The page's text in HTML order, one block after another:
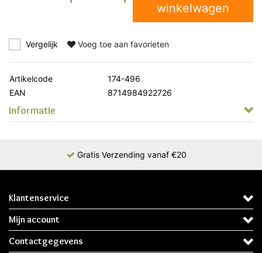
winkelwagen
Vergelijk Voeg toe aan favorieten
Artikelcode
174-496
EAN
8714984922726
Informatie
Gratis Verzending vanaf €20
Klantenservice
Mijn account
Contactgegevens